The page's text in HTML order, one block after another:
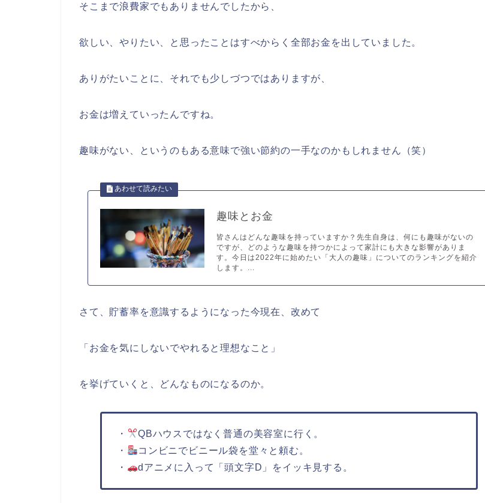
そこまで浪費家でもありませんでしたから、
欲しい、やりたい、と思ったことはすべからく全部お金を出していました。
ありがたいことに、それでも少しづつではありますが、
お金は増えていったんですね。
趣味がない、というのもある意味で強い節約の一手なのかもしれません（笑）
趣味とお金
皆さんはどんな趣味を持っていますか？先生自身は、何にも趣味がないの
ですが、どのような趣味を持つかによって家計にも大きな影響がありま
す。今日は2022年に始めたい「大人の趣味」についてのランキングを紹介
します。...
さて、貯蓄率を意識するようになった今現在、改めて
「お金を気にしないでやれると理想なこと」
を挙げていくと、どんなものになるのか。
・
QBハウスではなく普通の美容室に行く。
・
コンビニでビニール袋を堂々と頼む。
・
dアニメに入って「頭文字D」をイッキ見する。